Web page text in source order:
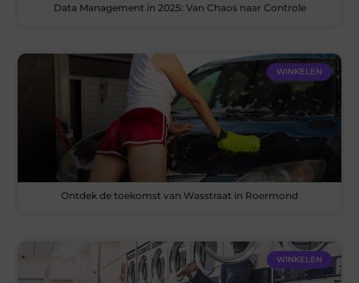
Data Management in 2025: Van Chaos naar Controle
WINKELEN
Ontdek de toekomst van Wasstraat in Roermond
WINKELEN